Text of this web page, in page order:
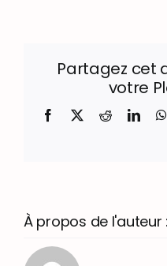
Partagez cet
votre
Facebook
X Reddit
À propos de l'auteur :